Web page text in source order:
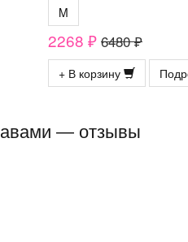
M
2268 ₽ 6480 ₽
+ В корзину
— отзывы